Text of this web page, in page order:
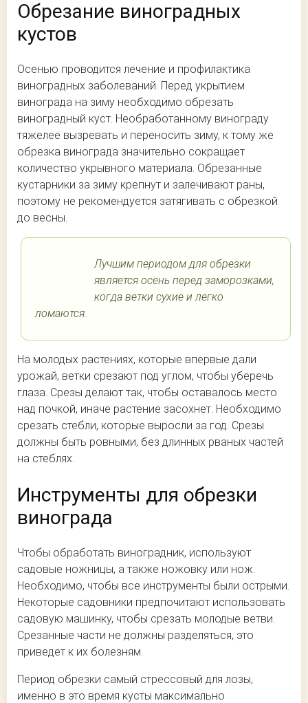
Обрезание виноградных
кустов
Осенью проводится лечение и профилактика
виноградных заболеваний. Перед укрытием
винограда на зиму необходимо обрезать
виноградный куст. Необработанному винограду
тяжелее вызревать и переносить зиму, к тому же
обрезка винограда значительно сокращает
количество укрывного материала. Обрезанные
кустарники за зиму крепнут и залечивают раны,
поэтому не рекомендуется затягивать с обрезкой
до весны.
Лучшим периодом для обрезки
является осень перед заморозками,
когда ветки сухие и легко
ломаются.
На молодых растениях, которые впервые дали
урожай, ветки срезают под углом, чтобы уберечь
глаза. Срезы делают так, чтобы оставалось место
над почкой, иначе растение засохнет. Необходимо
срезать стебли, которые выросли за год. Срезы
должны быть ровными, без длинных рваных частей
на стеблях.
Инструменты для обрезки
винограда
Чтобы обработать виноградник, используют
садовые ножницы, а также ножовку или нож.
Необходимо, чтобы все инструменты были острыми.
Некоторые садовники предпочитают использовать
садовую машинку, чтобы срезать молодые ветви.
Срезанные части не должны разделяться, это
приведет к их болезням.
Период обрезки самый стрессовый для лозы,
именно в это время кусты максимально